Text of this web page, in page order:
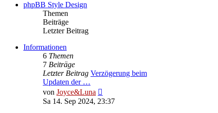
phpBB Style Design
Themen
Beiträge
Letzter Beitrag
Informationen
6 Themen
7 Beiträge
Letzter Beitrag Verzögerung beim
Updaten der …
von Joyce&Luna
Beitrag
Sa 14. Sep 2024, 23:37